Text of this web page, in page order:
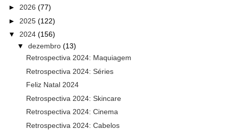
► 2026 (77)
► 2025 (122)
▼ 2024 (156)
▼ dezembro (13)
Retrospectiva 2024: Maquiagem
Retrospectiva 2024: Séries
Feliz Natal 2024
Retrospectiva 2024: Skincare
Retrospectiva 2024: Cinema
Retrospectiva 2024: Cabelos